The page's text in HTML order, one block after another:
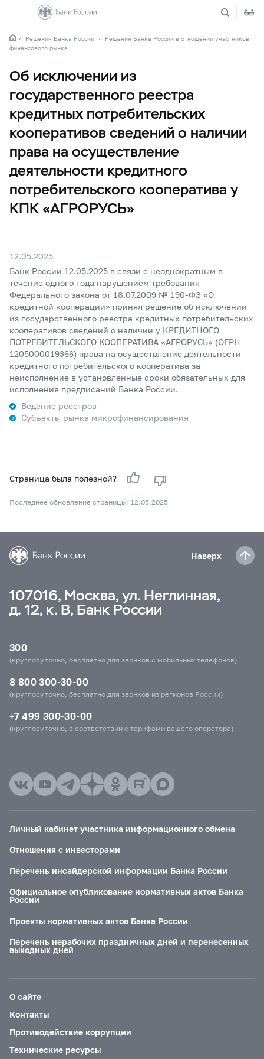
Решения Банка России
Решения Банка России в отношении участников
финансового рынка
Об исключении из
государственного реестра
кредитных потребительских
кооперативов сведений о наличии
права на осуществление
деятельности кредитного
потребительского кооператива у
КПК «АГРОРУСЬ»
12.05.2025
Банк России 12.05.2025 в связи с неоднократным в
течение одного года нарушением требования
Федерального закона от 18.07.2009 № 190-ФЗ «О
кредитной кооперации» принял решение об исключении
из государственного реестра кредитных потребительских
кооперативов сведений о наличии у КРЕДИТНОГО
ПОТРЕБИТЕЛЬСКОГО КООПЕРАТИВА «АГРОРУСЬ» (ОГРН
1205000019366) права на осуществление деятельности
кредитного потребительского кооператива за
неисполнение в установленные сроки обязательных для
исполнения предписаний Банка России.
Ведение реестров
Субъекты рынка микрофинансирования
Страница была полезной?
Последнее обновление страницы: 12.05.2025
Наверх
107016, Москва, ул. Неглинная,
д. 12, к. В, Банк России
300
(круглосуточно, бесплатно для звонков с мобильных телефонов)
8 800 300-30-00
(круглосуточно, бесплатно для звонков из регионов России)
+7 499 300-30-00
(круглосуточно, в соответствии с тарифами вашего оператора)
Личный кабинет участника информационного обмена
Отношения с инвесторами
Перечень инсайдерской информации Банка России
Официальное опубликование нормативных актов Банка
России
Проекты нормативных актов Банка России
Перечень нерабочих праздничных дней и перенесенных
выходных дней
О сайте
Контакты
Противодействие коррупции
Технические ресурсы